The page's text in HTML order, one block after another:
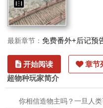
最新章节： 免费番外+后记预
开始阅读 章节
超物种玩家简介
你相信造物主吗？一旦人